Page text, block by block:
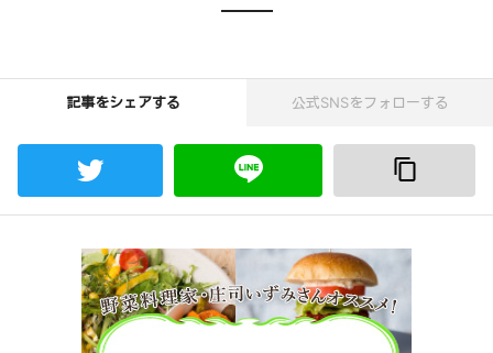
記事をシェアする 公式SNSをフォローする